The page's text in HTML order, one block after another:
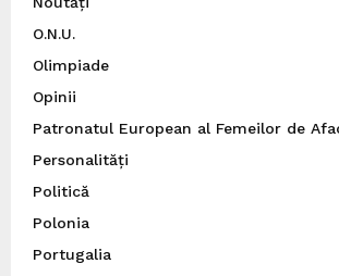
O.N.U.
Olimpiade
Opinii
Patronatul European al Femeilor de
Personalități
Politică
Polonia
Portugalia